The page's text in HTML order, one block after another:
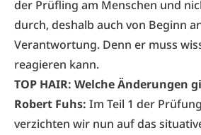
der Prüfling am Menschen und
durch, deshalb auch von Beginn
Verantwortung. Denn er muss
reagieren kann.
TOP HAIR: Welche Änderungen
Robert Fuhs: Im Teil 1 der
verzichten wir nun auf das